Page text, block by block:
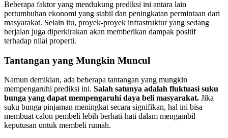
Beberapa faktor yang mendukung prediksi ini antara lain
pertumbuhan ekonomi yang stabil dan peningkatan permintaan dari
masyarakat. Selain itu, proyek-proyek infrastruktur yang sedang
berjalan juga diperkirakan akan memberikan dampak positif
terhadap nilai properti.
Tantangan yang Mungkin Muncul
Namun demikian, ada beberapa tantangan yang mungkin
mempengaruhi prediksi ini. Salah satunya adalah fluktuasi suku
bunga yang dapat mempengaruhi daya beli masyarakat. Jika
suku bunga pinjaman meningkat secara signifikan, hal ini bisa
membuat calon pembeli lebih berhati-hati dalam mengambil
keputusan untuk membeli rumah.